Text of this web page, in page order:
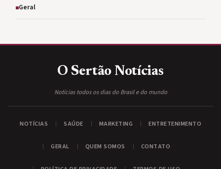
Geral
O Sertão Notícias
Notícias todos os dias do Brasil e do mundo
NOTÍCIAS SAÚDE MARKETING ENTRETENIMENTO
GERAL QUEM SOMOS CONTATO